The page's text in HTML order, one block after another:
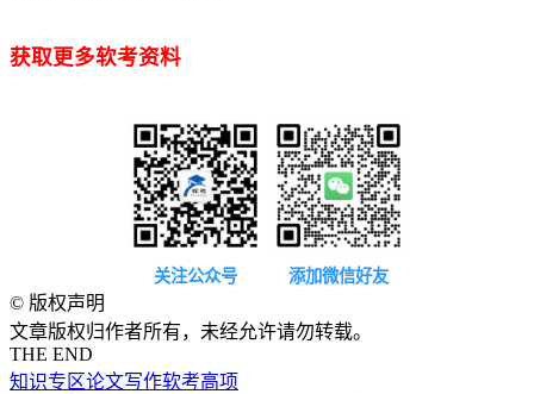
获取更多软考资料
关注公众号 添加微信好友
© 版权声明
文章版权归作者所有，未经允许请勿转载。
THE END
知识专区论文写作软考高项